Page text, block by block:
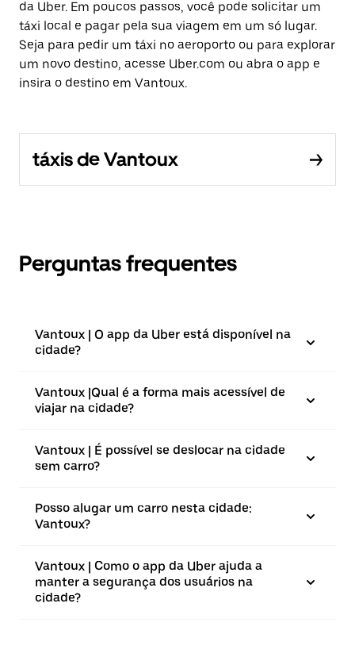
da Uber. Em poucos passos, você pode solicitar um
táxi local e pagar pela sua viagem em um só lugar.
Seja para pedir um táxi no aeroporto ou para explorar
um novo destino, acesse Uber.com ou abra o app e
insira o destino em Vantoux.
táxis de Vantoux
Perguntas frequentes
Vantoux | O app da Uber está disponível na
cidade?
Vantoux |⁠Qual é a forma mais acessível de
viajar na cidade?
Vantoux | É possível se deslocar na cidade
sem carro?
Posso alugar um carro nesta cidade:
Vantoux?
Vantoux | Como o app da Uber ajuda a
manter a segurança dos usuários na
cidade?